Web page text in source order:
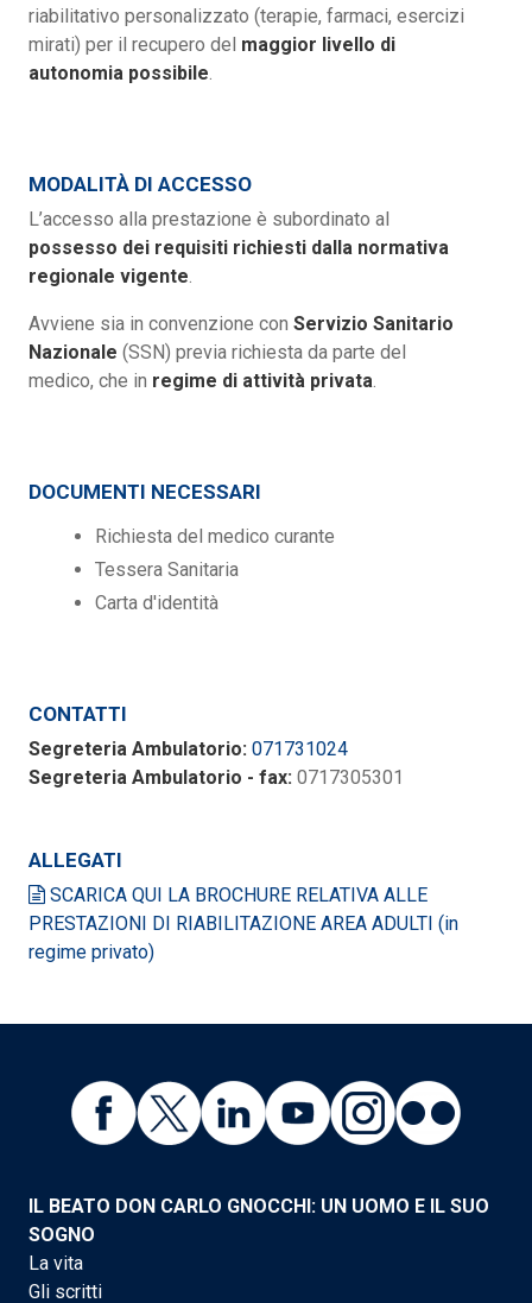
riabilitativo personalizzato (terapie, farmaci, esercizi
mirati) per il recupero del maggior livello di
autonomia possibile
MODALITÀ DI ACCESSO
L’accesso alla prestazione è subordinato al
possesso dei requisiti richiesti dalla normativa
regionale vigente
Avviene sia in convenzione con Servizio Sanitario
Nazionale (SSN) previa richiesta da parte del
medico, che in regime di attività privata
DOCUMENTI NECESSARI
Richiesta del medico curante
Tessera Sanitaria
Carta d'identità
CONTATTI
Segreteria Ambulatorio: 071731024
Segreteria Ambulatorio - fax: 0717305301
ALLEGATI
SCARICA QUI LA BROCHURE RELATIVA ALLE
PRESTAZIONI DI RIABILITAZIONE AREA ADULTI (in
regime privato)
IL BEATO DON CARLO GNOCCHI: UN UOMO E IL SUO
SOGNO
La vita
Gli scritti